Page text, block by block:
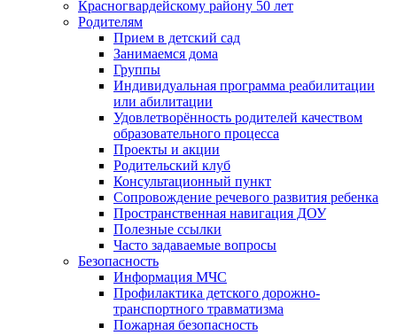
Красногвардейскому району 50 лет
Родителям
Прием в детский сад
Занимаемся дома
Группы
Индивидуальная программа реабилитации
или абилитации
Удовлетворённость родителей качеством
образовательного процесса
Проекты и акции
Родительский клуб
Консультационный пункт
Сопровождение речевого развития ребенка
Пространственная навигация ДОУ
Полезные ссылки
Часто задаваемые вопросы
Безопасность
Информация МЧС
Профилактика детского дорожно-
транспортного травматизма
Пожарная безопасность